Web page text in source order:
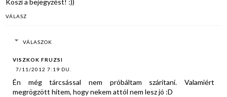
Köszi a bejegyzést! :))
VÁLASZ
VÁLASZOK
VISZKOK FRUZSI
7/11/2012 7:19 DU.
Én még tárcsással nem próbáltam szárítani. Valamiért
megrögzött hitem, hogy nekem attól nem lesz jó :D